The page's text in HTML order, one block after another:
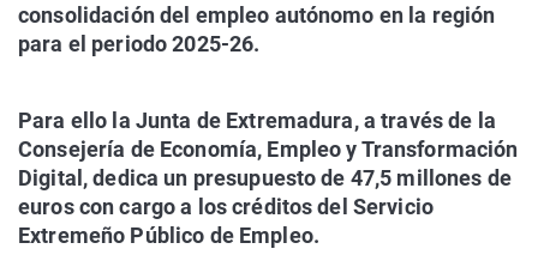
consolidación del empleo autónomo en la región
para el periodo 2025-26.
Para ello la Junta de Extremadura, a través de la
Consejería de Economía, Empleo y Transformación
Digital, dedica un presupuesto de 47,5 millones de
euros con cargo a los créditos del Servicio
Extremeño Público de Empleo.